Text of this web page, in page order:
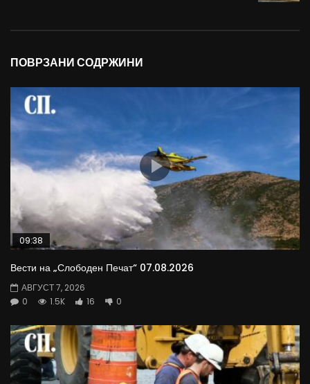
ПОВРЗАНИ СОДРЖИНИ
09:38
Вести на „Слободен Печат“ 07.08.2026
АВГУСТ 7, 2026
0
1.5K 16 0